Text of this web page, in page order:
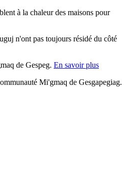
à la chaleur des maisons pour
n'ont pas toujours résidé du côté
de Gespeg. En savoir plus
Mi'gmaq de Gesgapegiag.